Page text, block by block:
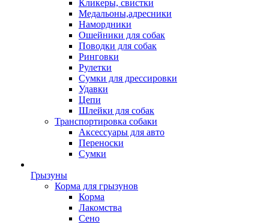
Кликеры, свистки
Медальоны,адресники
Намордники
Ошейники для собак
Поводки для собак
Ринговки
Рулетки
Сумки для дрессировки
Удавки
Цепи
Шлейки для собак
Транспортировка собаки
Аксессуары для авто
Переноски
Сумки
Грызуны
Корма для грызунов
Корма
Лакомства
Сено